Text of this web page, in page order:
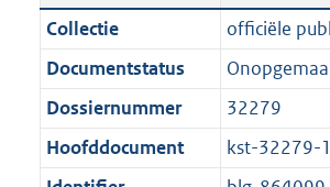
c
t
i
e
t
:
3
,
5
n
d
s
r
o
a
n
d
g
r
Collectie
officiële
Documentstatus
Dossiernummer
32279
Hoofddocument
kst-32279-